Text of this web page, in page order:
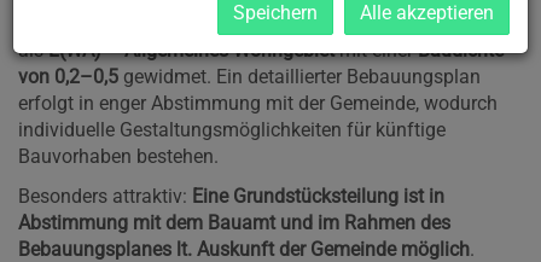
Laut aktuellem Flächenwidmungsplan ist das Grundstück
alsL(WA) – Allgemeines Wohngebietmit einerBaudichte
von 0,2–0,5 gewidmet. Ein detaillierter Bebauungsplan
erfolgt in enger Abstimmung mit der Gemeinde, wodurch
individuelle Gestaltungsmöglichkeiten für künftige
Bauvorhaben bestehen.
Besonders attraktiv: Eine Grundstücksteilung ist in
Abstimmung mit dem Bauamt und im Rahmen des
Bebauungsplanes lt. Auskunft der Gemeinde möglich.
Speichern Alle akzeptieren